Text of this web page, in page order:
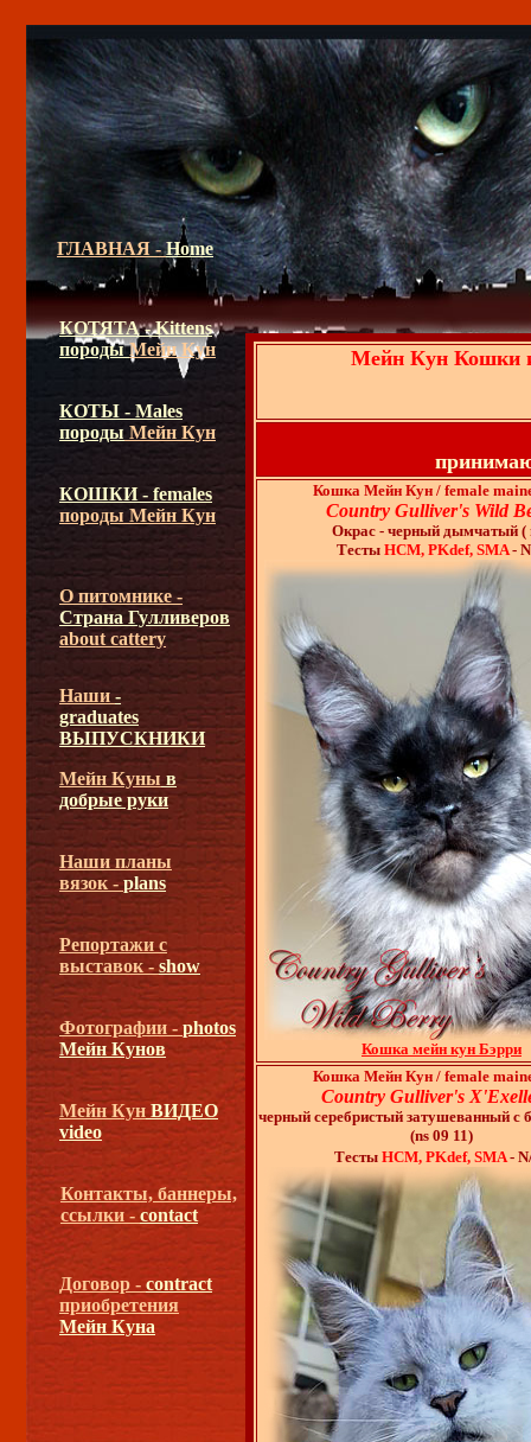
ГЛАВНАЯ -Home
Мейн КунВИДЕО
video
О питомнике -
Страна Гулливеров
about cattery
Мейн Куны в
добрые руки
КОТЫ - Males
породы Мейн Кун
КОШКИ - females
породы Мейн Кун
КОТЯТА - Kittens
породыМейн Кун
Наши планы
вязок -plans
Репортажи с
выставок - show
Контакты, баннеры,
ссылки - contact
Договор - contract
приобретения
Мейн Куна
Фотографии -photos
Мейн Кунов
Наши-
graduates
ВЫПУСКНИКИ
Мейн Кун Кошки
Кошка Мейн Кун / female
Country Gulliver's Wild
Окрас - черный дымчатый (
Тесты HCM, PKdef, SMA-
Кошка мейн кун Бэрри
Кошка Мейн Кун / female
Country Gulliver's
черный серебристый затушеванный с
(ns 09 11)
Тесты HCM, PKdef, SMA-